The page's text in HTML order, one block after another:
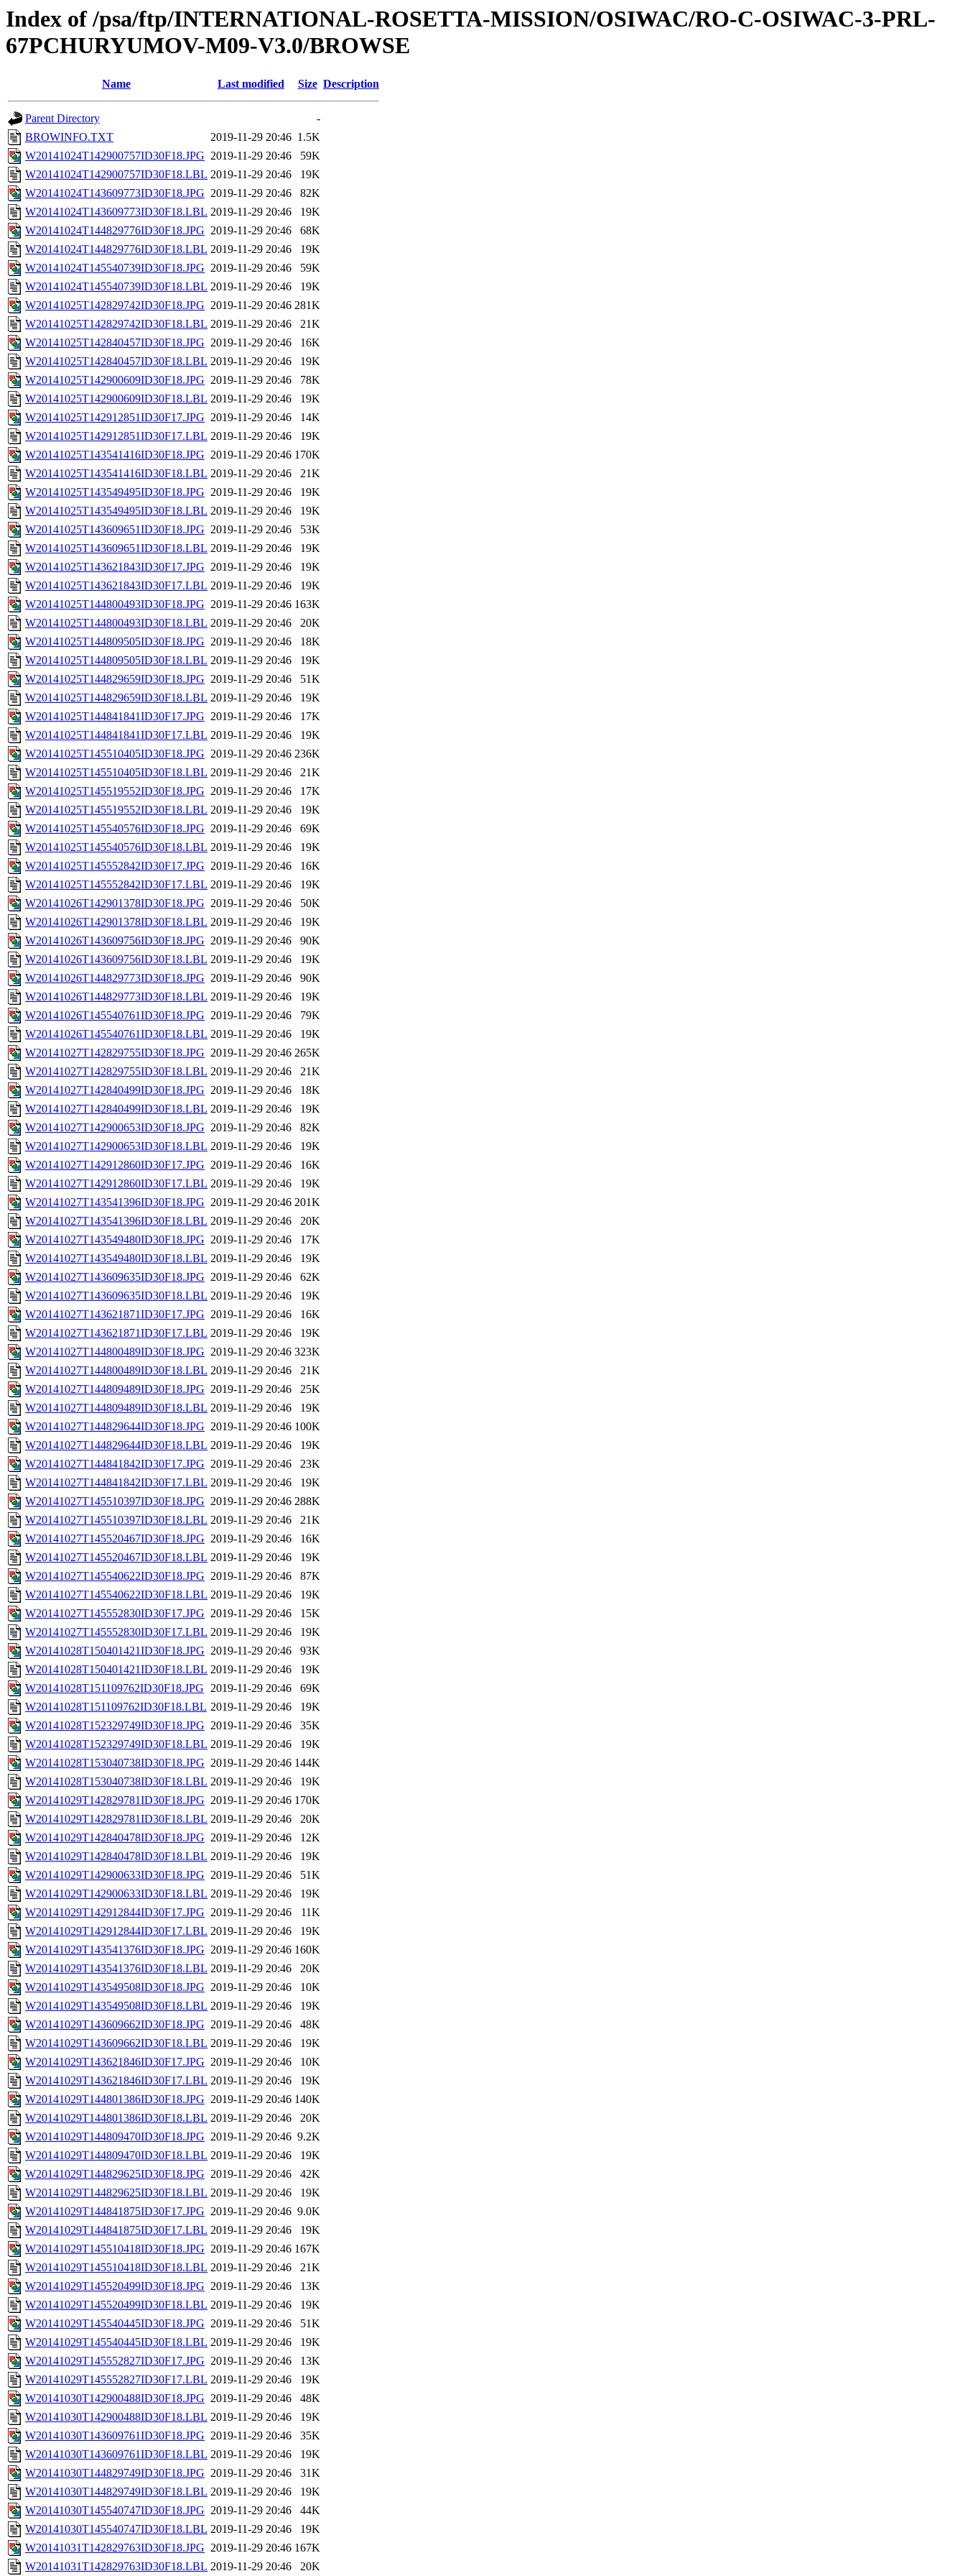
Index of /psa/ftp/INTERNATIONAL-ROSETTA-MISSION/OSIWAC/RO-C-OSIWAC-3-PRL-
67PCHURYUMOV-M09-V3.0/BROWSE
Name Last modified Size Description
Parent Directory
-
BROWINFO.TXT
2019-11-29 20:46 1.5K
W20141024T142900757ID30F18.JPG 2019-11-29 20:46
59K
W20141024T142900757ID30F18.LBL 2019-11-29 20:46
19K
W20141024T143609773ID30F18.JPG 2019-11-29 20:46
82K
W20141024T143609773ID30F18.LBL 2019-11-29 20:46
19K
W20141024T144829776ID30F18.JPG 2019-11-29 20:46
68K
W20141024T144829776ID30F18.LBL 2019-11-29 20:46
19K
W20141024T145540739ID30F18.JPG 2019-11-29 20:46
59K
W20141024T145540739ID30F18.LBL 2019-11-29 20:46
19K
W20141025T142829742ID30F18.JPG 2019-11-29 20:46 281K
W20141025T142829742ID30F18.LBL 2019-11-29 20:46
21K
W20141025T142840457ID30F18.JPG 2019-11-29 20:46
16K
W20141025T142840457ID30F18.LBL 2019-11-29 20:46
19K
W20141025T142900609ID30F18.JPG 2019-11-29 20:46
78K
W20141025T142900609ID30F18.LBL 2019-11-29 20:46
19K
W20141025T142912851ID30F17.JPG 2019-11-29 20:46
14K
W20141025T142912851ID30F17.LBL 2019-11-29 20:46
19K
W20141025T143541416ID30F18.JPG 2019-11-29 20:46 170K
W20141025T143541416ID30F18.LBL 2019-11-29 20:46
21K
W20141025T143549495ID30F18.JPG 2019-11-29 20:46
19K
W20141025T143549495ID30F18.LBL 2019-11-29 20:46
19K
W20141025T143609651ID30F18.JPG 2019-11-29 20:46
53K
W20141025T143609651ID30F18.LBL 2019-11-29 20:46
19K
W20141025T143621843ID30F17.JPG 2019-11-29 20:46
19K
W20141025T143621843ID30F17.LBL 2019-11-29 20:46
19K
W20141025T144800493ID30F18.JPG 2019-11-29 20:46 163K
W20141025T144800493ID30F18.LBL 2019-11-29 20:46
20K
W20141025T144809505ID30F18.JPG 2019-11-29 20:46
18K
W20141025T144809505ID30F18.LBL 2019-11-29 20:46
19K
W20141025T144829659ID30F18.JPG 2019-11-29 20:46
51K
W20141025T144829659ID30F18.LBL 2019-11-29 20:46
19K
W20141025T144841841ID30F17.JPG 2019-11-29 20:46
17K
W20141025T144841841ID30F17.LBL 2019-11-29 20:46
19K
W20141025T145510405ID30F18.JPG 2019-11-29 20:46 236K
W20141025T145510405ID30F18.LBL 2019-11-29 20:46
21K
W20141025T145519552ID30F18.JPG 2019-11-29 20:46
17K
W20141025T145519552ID30F18.LBL 2019-11-29 20:46
19K
W20141025T145540576ID30F18.JPG 2019-11-29 20:46
69K
W20141025T145540576ID30F18.LBL 2019-11-29 20:46
19K
W20141025T145552842ID30F17.JPG 2019-11-29 20:46
16K
W20141025T145552842ID30F17.LBL 2019-11-29 20:46
19K
W20141026T142901378ID30F18.JPG 2019-11-29 20:46
50K
W20141026T142901378ID30F18.LBL 2019-11-29 20:46
19K
W20141026T143609756ID30F18.JPG 2019-11-29 20:46
90K
W20141026T143609756ID30F18.LBL 2019-11-29 20:46
19K
W20141026T144829773ID30F18.JPG 2019-11-29 20:46
90K
W20141026T144829773ID30F18.LBL 2019-11-29 20:46
19K
W20141026T145540761ID30F18.JPG 2019-11-29 20:46
79K
W20141026T145540761ID30F18.LBL 2019-11-29 20:46
19K
W20141027T142829755ID30F18.JPG 2019-11-29 20:46 265K
W20141027T142829755ID30F18.LBL 2019-11-29 20:46
21K
W20141027T142840499ID30F18.JPG 2019-11-29 20:46
18K
W20141027T142840499ID30F18.LBL 2019-11-29 20:46
19K
W20141027T142900653ID30F18.JPG 2019-11-29 20:46
82K
W20141027T142900653ID30F18.LBL 2019-11-29 20:46
19K
W20141027T142912860ID30F17.JPG 2019-11-29 20:46
16K
W20141027T142912860ID30F17.LBL 2019-11-29 20:46
19K
W20141027T143541396ID30F18.JPG 2019-11-29 20:46 201K
W20141027T143541396ID30F18.LBL 2019-11-29 20:46
20K
W20141027T143549480ID30F18.JPG 2019-11-29 20:46
17K
W20141027T143549480ID30F18.LBL 2019-11-29 20:46
19K
W20141027T143609635ID30F18.JPG 2019-11-29 20:46
62K
W20141027T143609635ID30F18.LBL 2019-11-29 20:46
19K
W20141027T143621871ID30F17.JPG 2019-11-29 20:46
16K
W20141027T143621871ID30F17.LBL 2019-11-29 20:46
19K
W20141027T144800489ID30F18.JPG 2019-11-29 20:46 323K
W20141027T144800489ID30F18.LBL 2019-11-29 20:46
21K
W20141027T144809489ID30F18.JPG 2019-11-29 20:46
25K
W20141027T144809489ID30F18.LBL 2019-11-29 20:46
19K
W20141027T144829644ID30F18.JPG 2019-11-29 20:46 100K
W20141027T144829644ID30F18.LBL 2019-11-29 20:46
19K
W20141027T144841842ID30F17.JPG 2019-11-29 20:46
23K
W20141027T144841842ID30F17.LBL 2019-11-29 20:46
19K
W20141027T145510397ID30F18.JPG 2019-11-29 20:46 288K
W20141027T145510397ID30F18.LBL 2019-11-29 20:46
21K
W20141027T145520467ID30F18.JPG 2019-11-29 20:46
16K
W20141027T145520467ID30F18.LBL 2019-11-29 20:46
19K
W20141027T145540622ID30F18.JPG 2019-11-29 20:46
87K
W20141027T145540622ID30F18.LBL 2019-11-29 20:46
19K
W20141027T145552830ID30F17.JPG 2019-11-29 20:46
15K
W20141027T145552830ID30F17.LBL 2019-11-29 20:46
19K
W20141028T150401421ID30F18.JPG 2019-11-29 20:46
93K
W20141028T150401421ID30F18.LBL 2019-11-29 20:46
19K
W20141028T151109762ID30F18.JPG 2019-11-29 20:46
69K
W20141028T151109762ID30F18.LBL 2019-11-29 20:46
19K
W20141028T152329749ID30F18.JPG 2019-11-29 20:46
35K
W20141028T152329749ID30F18.LBL 2019-11-29 20:46
19K
W20141028T153040738ID30F18.JPG 2019-11-29 20:46 144K
W20141028T153040738ID30F18.LBL 2019-11-29 20:46
19K
W20141029T142829781ID30F18.JPG 2019-11-29 20:46 170K
W20141029T142829781ID30F18.LBL 2019-11-29 20:46
20K
W20141029T142840478ID30F18.JPG 2019-11-29 20:46
12K
W20141029T142840478ID30F18.LBL 2019-11-29 20:46
19K
W20141029T142900633ID30F18.JPG 2019-11-29 20:46
51K
W20141029T142900633ID30F18.LBL 2019-11-29 20:46
19K
W20141029T142912844ID30F17.JPG 2019-11-29 20:46
11K
W20141029T142912844ID30F17.LBL 2019-11-29 20:46
19K
W20141029T143541376ID30F18.JPG 2019-11-29 20:46 160K
W20141029T143541376ID30F18.LBL 2019-11-29 20:46
20K
W20141029T143549508ID30F18.JPG 2019-11-29 20:46
10K
W20141029T143549508ID30F18.LBL 2019-11-29 20:46
19K
W20141029T143609662ID30F18.JPG 2019-11-29 20:46
48K
W20141029T143609662ID30F18.LBL 2019-11-29 20:46
19K
W20141029T143621846ID30F17.JPG 2019-11-29 20:46
10K
W20141029T143621846ID30F17.LBL 2019-11-29 20:46
19K
W20141029T144801386ID30F18.JPG 2019-11-29 20:46 140K
W20141029T144801386ID30F18.LBL 2019-11-29 20:46
20K
W20141029T144809470ID30F18.JPG 2019-11-29 20:46 9.2K
W20141029T144809470ID30F18.LBL 2019-11-29 20:46
19K
W20141029T144829625ID30F18.JPG 2019-11-29 20:46
42K
W20141029T144829625ID30F18.LBL 2019-11-29 20:46
19K
W20141029T144841875ID30F17.JPG 2019-11-29 20:46 9.0K
W20141029T144841875ID30F17.LBL 2019-11-29 20:46
19K
W20141029T145510418ID30F18.JPG 2019-11-29 20:46 167K
W20141029T145510418ID30F18.LBL 2019-11-29 20:46
21K
W20141029T145520499ID30F18.JPG 2019-11-29 20:46
13K
W20141029T145520499ID30F18.LBL 2019-11-29 20:46
19K
W20141029T145540445ID30F18.JPG 2019-11-29 20:46
51K
W20141029T145540445ID30F18.LBL 2019-11-29 20:46
19K
W20141029T145552827ID30F17.JPG 2019-11-29 20:46
13K
W20141029T145552827ID30F17.LBL 2019-11-29 20:46
19K
W20141030T142900488ID30F18.JPG 2019-11-29 20:46
48K
W20141030T142900488ID30F18.LBL 2019-11-29 20:46
19K
W20141030T143609761ID30F18.JPG 2019-11-29 20:46
35K
W20141030T143609761ID30F18.LBL 2019-11-29 20:46
19K
W20141030T144829749ID30F18.JPG 2019-11-29 20:46
31K
W20141030T144829749ID30F18.LBL 2019-11-29 20:46
19K
W20141030T145540747ID30F18.JPG 2019-11-29 20:46
44K
W20141030T145540747ID30F18.LBL 2019-11-29 20:46
19K
W20141031T142829763ID30F18.JPG 2019-11-29 20:46 167K
W20141031T142829763ID30F18.LBL 2019-11-29 20:46 20K